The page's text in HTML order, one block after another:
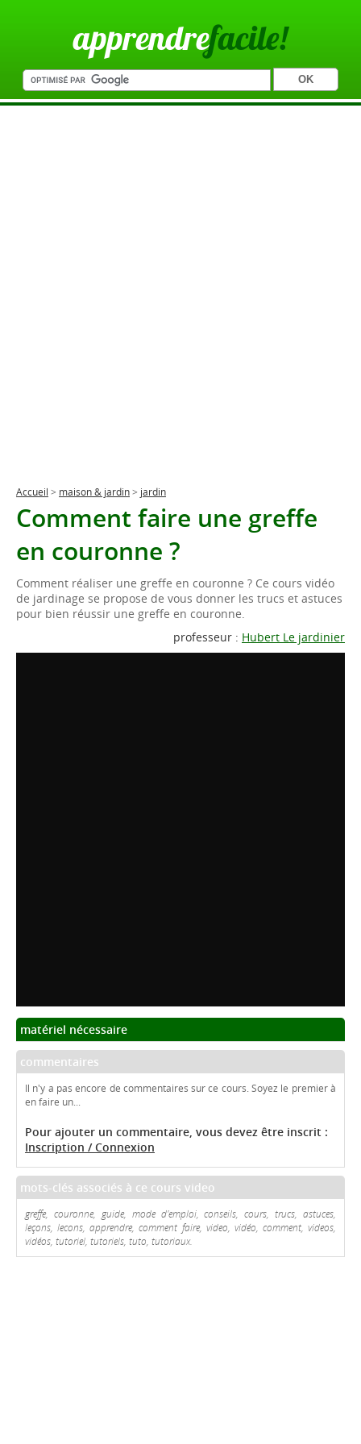
apprendrefacile!
Accueil > maison & jardin> jardin
Comment faire une greffe
en couronne ?
Comment réaliser une greffe en couronne ? Ce cours vidéo
de jardinage se propose de vous donner les trucs et astuces
pour bien réussir une greffe en couronne.
professeur : Hubert Le jardinier
matériel nécessaire
commentaires
Il n'y a pas encore de commentaires sur ce cours. Soyez le premier à
en faire un...
Pour ajouter un commentaire, vous devez être inscrit :
Inscription / Connexion
mots-clés associés à ce cours video
greffe, couronne, guide, mode d'emploi, conseils, cours, trucs, astuces,
leçons, lecons, apprendre, comment faire, video, vidéo, comment, videos,
vidéos, tutoriel, tutoriels, tuto, tutoriaux.